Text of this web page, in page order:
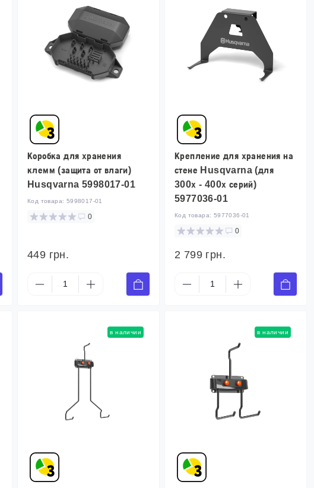
Коробка для хранения
клемм (защита от влаги)
Husqvarna 5998017-01
Код товара: 5998017-01
0
449 грн.
Крепление для хранения на
стене Husqvarna (для
300х - 400х серий)
5977036-01
Код товара: 5977036-01
0
2 799 грн.
в наличии в наличии